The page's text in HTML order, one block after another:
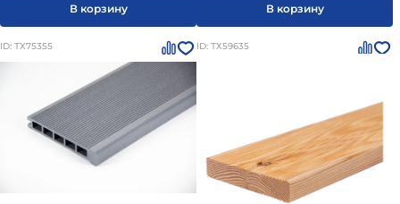
В корзину В корзину
ID: ТХ75355 ID: ТХ59635